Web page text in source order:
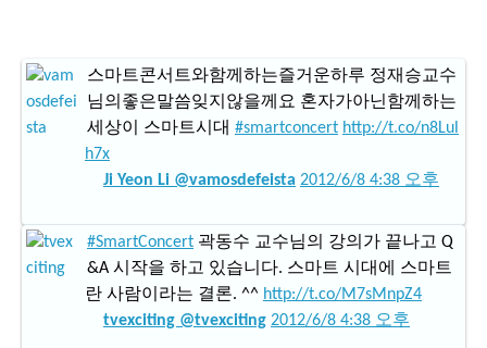
스마트콘서트와함께하는즐거운하루 정재승교수
님의좋은말씀잊지않을께요 혼자가아닌함께하는
세상이 스마트시대 #smartconcert http://t.co/n8Lul
h7x
Ji Yeon Li @vamosdefeista 2012/6/8 4:38 오후
#SmartConcert 곽동수 교수님의 강의가 끝나고 Q
&A 시작을 하고 있습니다. 스마트 시대에 스마트
란 사람이라는 결론. ^^ http://t.co/M7sMnpZ4
tvexciting @tvexciting 2012/6/8 4:38 오후